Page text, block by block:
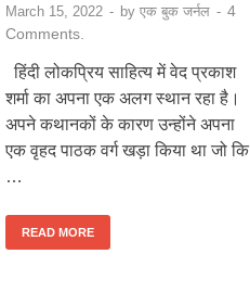
March 15, 2022 - by एक बुक जर्नल - 4
Comments.
हिंदी लोकप्रिय साहित्य में वेद प्रकाश
शर्मा का अपना एक अलग स्थान रहा है।
अपने कथानकों के कारण उन्होंने अपना
एक वृहद पाठक वर्ग खड़ा किया था जो कि
…
READ MORE